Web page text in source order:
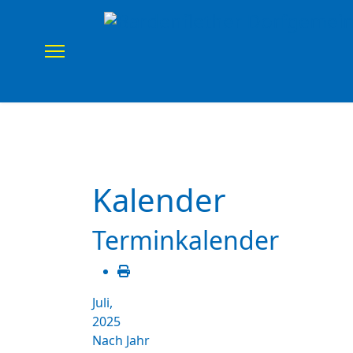
Kalender
Terminkalender
Juli,
2025
Nach Jahr